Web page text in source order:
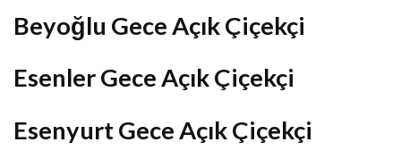
Beyoğlu Gece Açık Çiçekçi
Esenler Gece Açık Çiçekçi
Esenyurt Gece Açık Çiçekçi